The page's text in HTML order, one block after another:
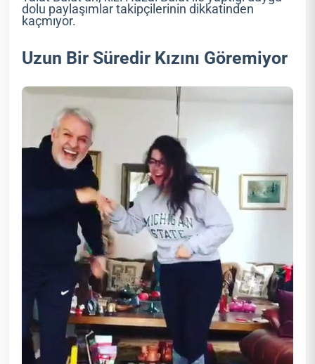
dolu paylaşımlar takipçilerinin dikkatinden
kaçmıyor.
Uzun Bir Süredir Kızını Göremiyor